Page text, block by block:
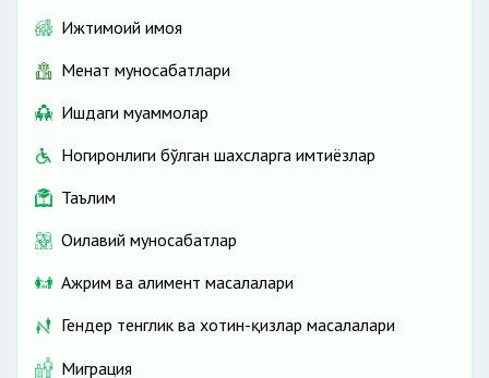
Ижтимоий ҳимоя
Меҳнат муносабатлари
Ишдаги муаммолар
Ногиронлиги бўлган шахсларга имтиёзлар
Таълим
Оилавий муносабатлар
Ажрим ва алимент масалалари
Гендер тенглик ва хотин-қизлар масалалари
Миграция